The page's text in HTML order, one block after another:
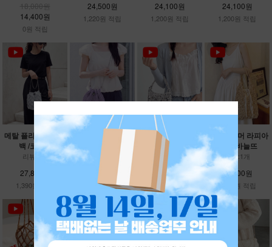
14,400원
0원 적립
24,500원
1,220원 적립
24,100원
1,200원 적립
24,100원
1,200원 적립
메탈 플라워 조리개
백 /코바늘
리뷰:3개
27,800원
1,390원 적립
샤인 레트로 조임백
/코바늘뜨개
리뷰:4개
18,000원
900원 적립
보케스팽글 미니백 /
코바늘뜨개
리뷰:8개
27,100원
1,350원 적립
데이지 썸머 라피아
백 /코바늘뜨
리뷰:1개
43,000원
2,150원 적립